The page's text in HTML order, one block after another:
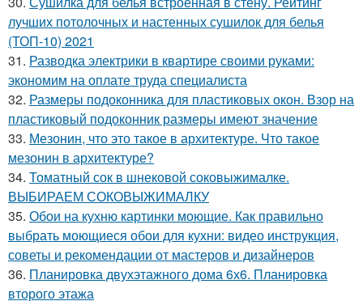
лучших потолочных и настенных сушилок для белья
(ТОП-10) 2021
31. Разводка электрики в квартире своими руками:
экономим на оплате труда специалиста
32. Размеры подоконника для пластиковых окон. Взор на
пластиковый подоконник размеры имеют значение
33. Мезонин, что это такое в архитектуре. Что такое
мезонин в архитектуре?
34. Томатный сок в шнековой соковыжималке.
ВЫБИРАЕМ СОКОВЫЖИМАЛКУ
35. Обои на кухню картинки моющие. Как правильно
выбрать моющиеся обои для кухни: видео инструкция,
советы и рекомендации от мастеров и дизайнеров
36. Планировка двухэтажного дома 6х6. Планировка
второго этажа